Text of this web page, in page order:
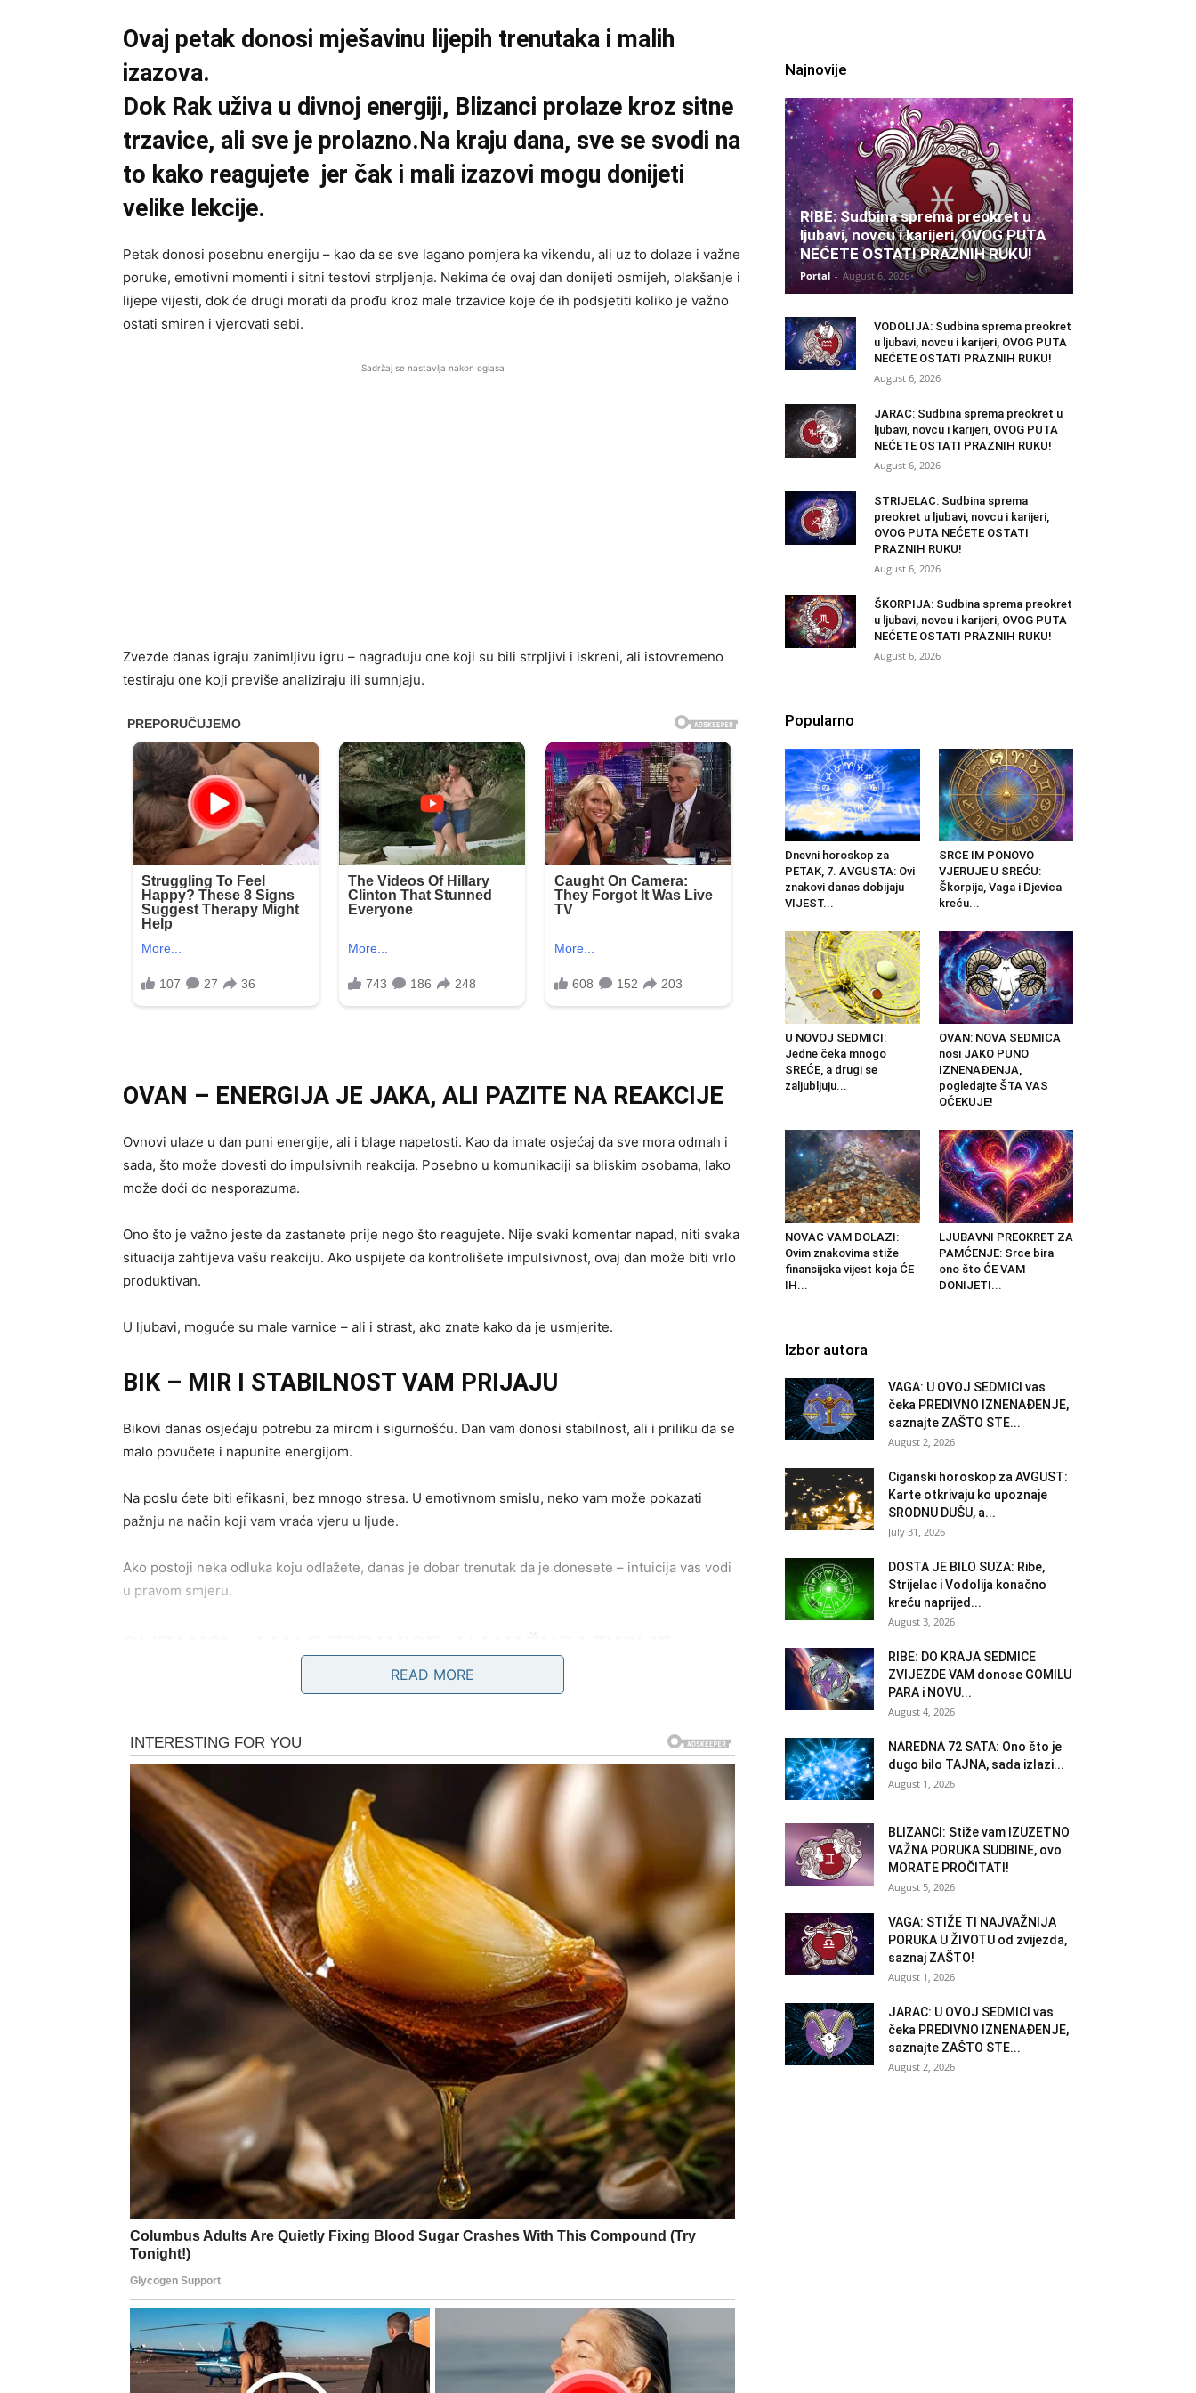
Ovaj petak donosi mješavinu lijepih trenutaka i malih
izazova.
Dok Rak uživa u divnoj energiji, Blizanci prolaze kroz sitne
trzavice, ali sve je prolazno.Na kraju dana, sve se svodi na
to kako reagujete jer čak i mali izazovi mogu donijeti
velike lekcije.
Petak donosi posebnu energiju – kao da se sve lagano pomjera ka vikendu, ali uz to dolaze i važne
poruke, emotivni momenti i sitni testovi strpljenja. Nekima će ovaj dan donijeti osmijeh, olakšanje i
lijepe vijesti, dok će drugi morati da prođu kroz male trzavice koje će ih podsjetiti koliko je važno
ostati smiren i vjerovati sebi.
Sadržaj se nastavlja nakon oglasa
Zvezde danas igraju zanimljivu igru – nagrađuju one koji su bili strpljivi i iskreni, ali istovremeno
testiraju one koji previše analiziraju ili sumnjaju.
OVAN – ENERGIJA JE JAKA, ALI PAZITE NA REAKCIJE
Ovnovi ulaze u dan puni energije, ali i blage napetosti. Kao da imate osjećaj da sve mora odmah i
sada, što može dovesti do impulsivnih reakcija. Posebno u komunikaciji sa bliskim osobama, lako
može doći do nesporazuma.
Ono što je važno jeste da zastanete prije nego što reagujete. Nije svaki komentar napad, niti svaka
situacija zahtijeva vašu reakciju. Ako uspijete da kontrolišete impulsivnost, ovaj dan može biti vrlo
produktivan.
U ljubavi, moguće su male varnice – ali i strast, ako znate kako da je usmjerite.
BIK – MIR I STABILNOST VAM PRIJAJU
Bikovi danas osjećaju potrebu za mirom i sigurnošću. Dan vam donosi stabilnost, ali i priliku da se
malo povučete i napunite energijom.
Na poslu ćete biti efikasni, bez mnogo stresa. U emotivnom smislu, neko vam može pokazati
pažnju na način koji vam vraća vjeru u ljude.
Ako postoji neka odluka koju odlažete, danas je dobar trenutak da je donesete – intuicija vas vodi
u pravom smjeru.
Blizanci danas mogu osjetiti napetost u komunikaciji. Kao da vas neko ne razumije ili kao da riječi
bliske.
Ovo nije dan za rasprave – jer ono što počne kao sitnica može prerasti u nešto veće. Bolje je da
napravite korak nazad i sačuvate energiju.
Važno je da shvatite: nije svaka borba vrijedna vaše pažnje.
U drugom dijelu dana dolazi smirenje, pa ćete shvatiti da su neke stvari bile prolazne i ne toliko
važne koliko su u trenutku djelovale.
RAK – DIVAN DAN ISPUNJEN EMOCIJAMA I LIJEPIM
TRENUTCIMA
Rakovi su danas pod posebnom zaštitom pozitivne energije. Kao da vam se vraća ono što ste dugo
čekali – osmijeh, mir, osjećaj da ste na pravom mjestu.
Moguće su lijepe vijesti, poruke koje vas raduju ili susreti koji vam griju srce. Danas ćete osjetiti
zahvalnost i unutrašnji mir.
U ljubavi, emocije su naglašene. Ako postoji neko do koga vam je stalo, danas je pravi trenutak da
pokažete ono što osjećate. Biće uzvraćeno.
LAV – POTREBA ZA PRIZNANJEM I PAŽNJOM
Lavovi danas žele da budu viđeni i priznati. I imaćete priliku da zablistate, ali samo ako ostanete
READ MORE
Najnovije
RIBE: Sudbina sprema preokret u
ljubavi, novcu i karijeri, OVOG PUTA
NEĆETE OSTATI PRAZNIH RUKU!
Portal - August 6, 2026
VODOLIJA: Sudbina sprema preokret
u ljubavi, novcu i karijeri, OVOG PUTA
NEĆETE OSTATI PRAZNIH RUKU!
August 6, 2026
JARAC: Sudbina sprema preokret u
ljubavi, novcu i karijeri, OVOG PUTA
NEĆETE OSTATI PRAZNIH RUKU!
August 6, 2026
STRIJELAC: Sudbina sprema
preokret u ljubavi, novcu i karijeri,
OVOG PUTA NEĆETE OSTATI
PRAZNIH RUKU!
August 6, 2026
ŠKORPIJA: Sudbina sprema preokret
u ljubavi, novcu i karijeri, OVOG PUTA
NEĆETE OSTATI PRAZNIH RUKU!
August 6, 2026
Popularno
Dnevni horoskop za
PETAK, 7. AVGUSTA: Ovi
znakovi danas dobijaju
VIJEST...
SRCE IM PONOVO
VJERUJE U SREĆU:
Škorpija, Vaga i Djevica
kreću...
U NOVOJ SEDMICI:
Jedne čeka mnogo
SREĆE, a drugi se
zaljubljuju...
OVAN: NOVA SEDMICA
nosi JAKO PUNO
IZNENAĐENJA,
pogledajte ŠTA VAS
OČEKUJE!
NOVAC VAM DOLAZI:
Ovim znakovima stiže
finansijska vijest koja ĆE
IH...
LJUBAVNI PREOKRET ZA
PAMĆENJE: Srce bira
ono što ĆE VAM
DONIJETI...
Izbor autora
VAGA: U OVOJ SEDMICI vas
čeka PREDIVNO IZNENAĐENJE,
saznajte ZAŠTO STE...
August 2, 2026
Ciganski horoskop za AVGUST:
Karte otkrivaju ko upoznaje
SRODNU DUŠU, a...
July 31, 2026
DOSTA JE BILO SUZA: Ribe,
Strijelac i Vodolija konačno
kreću naprijed...
August 3, 2026
RIBE: DO KRAJA SEDMICE
ZVIJEZDE VAM donose GOMILU
PARA i NOVU...
August 4, 2026
NAREDNA 72 SATA: Ono što je
dugo bilo TAJNA, sada izlazi...
August 1, 2026
BLIZANCI: Stiže vam IZUZETNO
VAŽNA PORUKA SUDBINE, ovo
MORATE PROČITATI!
August 5, 2026
VAGA: STIŽE TI NAJVAŽNIJA
PORUKA U ŽIVOTU od zvijezda,
saznaj ZAŠTO!
August 1, 2026
JARAC: U OVOJ SEDMICI vas
čeka PREDIVNO IZNENAĐENJE,
saznajte ZAŠTO STE...
August 2, 2026